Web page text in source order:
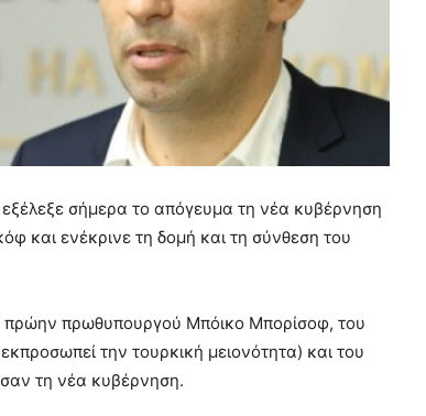
σήμερα το απόγευμα τη νέα κυβέρνηση
και ενέκρινε τη δομή και τη σύνθεση του
πρώην πρωθυπουργού Μπόικο Μπορίσοφ, του
την τουρκική μειονότητα) και του
τη νέα κυβέρνηση.